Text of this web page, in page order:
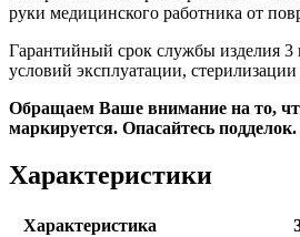
руки медицинского работника от
Гарантийный срок службы изделия 3
условий эксплуатации,
Обращаем Ваше внимание на то,
маркируется. Опасайтесь подделок.
Характеристики
Характеристика